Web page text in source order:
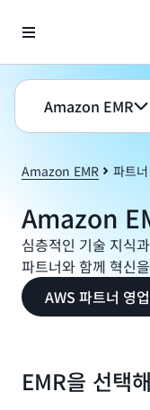
Amazon EMR
Amazon EMR 파트너
Amazon
심층적인 기술 지식
파트너와 함께 혁신
AWS 파트너 영
EMR을 선택